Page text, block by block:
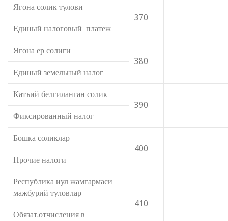
Ягона солик тулови
370
Единый налоговый платеж
Ягона ер солиги
380
Единый земельный налог
Катъий белгиланган солик
390
Фиксированный налог
Бошка соликлар
400
Прочие налоги
Республика иул жамгармаси
мажбурий туловлар
410
Обязат.отчисления в